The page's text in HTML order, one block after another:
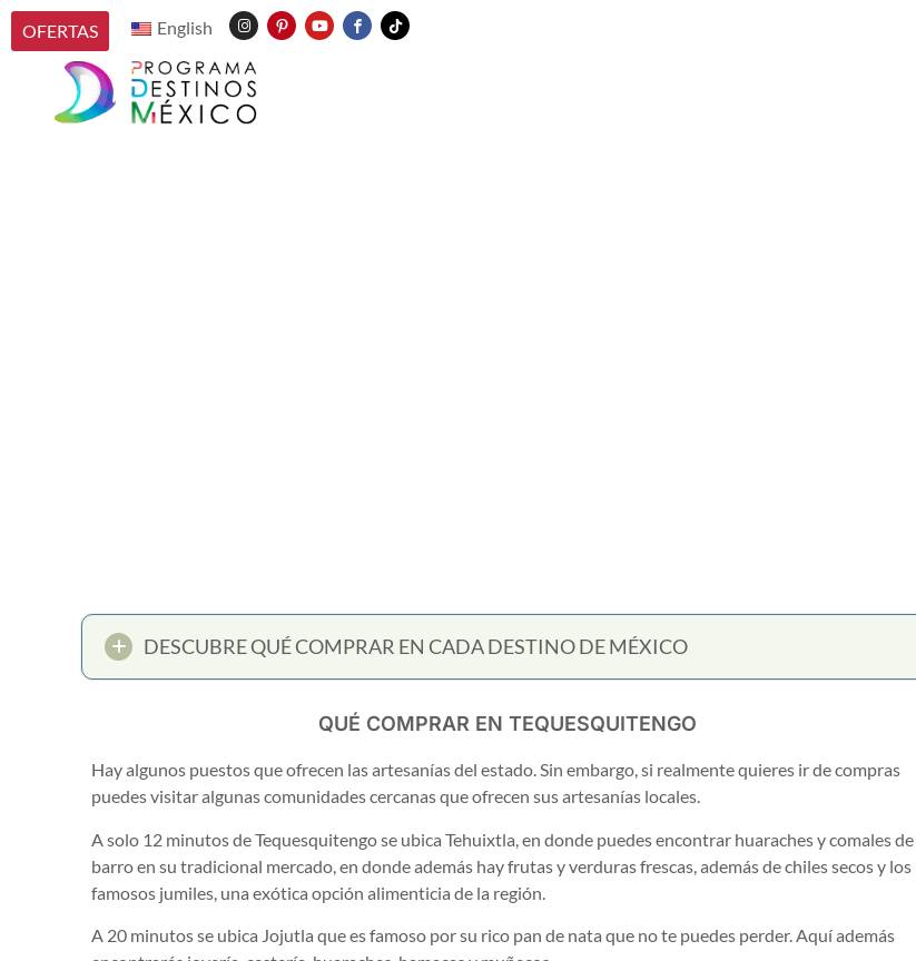
OFERTAS English
DESCUBRE QUÉ COMPRAR EN CADA DESTINO DE MÉXICO
QUÉ COMPRAR EN TEQUESQUITENGO
Hay algunos puestos que ofrecen las artesanías del estado. Sin embargo, si realmente quieres ir de compras
puedes visitar algunas comunidades cercanas que ofrecen sus artesanías locales.
A solo 12 minutos de Tequesquitengo se ubica Tehuixtla, en donde puedes encontrar huaraches y comales de
barro en su tradicional mercado, en donde además hay frutas y verduras frescas, además de chiles secos y los
famosos jumiles, una exótica opción alimenticia de la región.
A 20 minutos se ubica Jojutla que es famoso por su rico pan de nata que no te puedes perder. Aquí además